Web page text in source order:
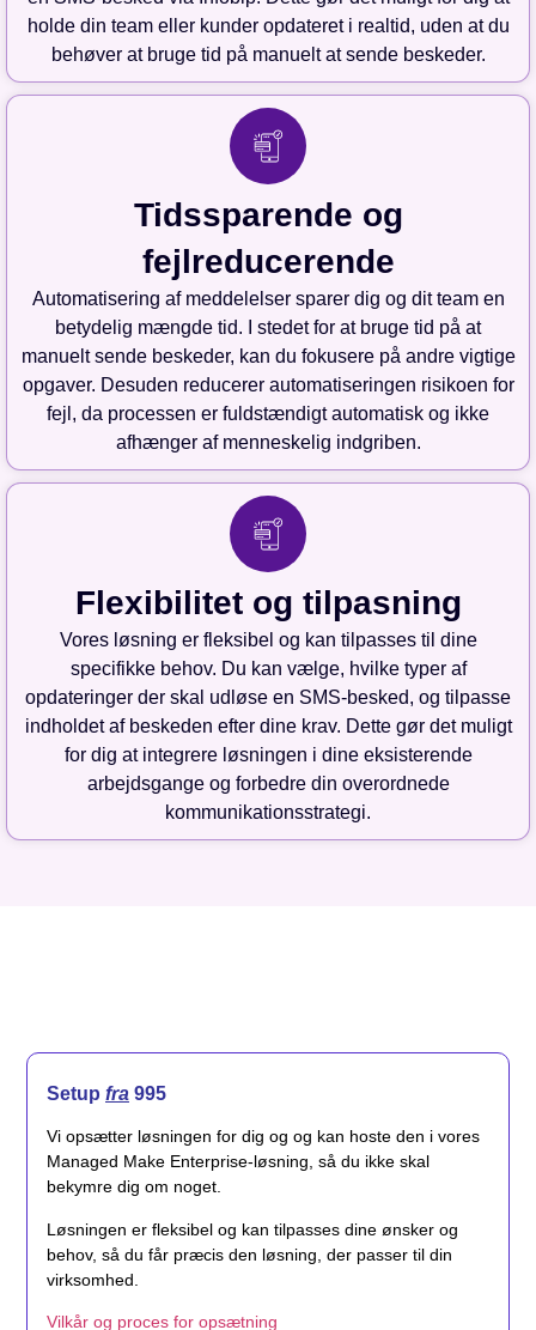
holde din team eller kunder opdateret i realtid, uden at du
behøver at bruge tid på manuelt at sende beskeder.
Tidssparende og
fejlreducerende
Automatisering af meddelelser sparer dig og dit team en
betydelig mængde tid. I stedet for at bruge tid på at
manuelt sende beskeder, kan du fokusere på andre vigtige
opgaver. Desuden reducerer automatiseringen risikoen for
fejl, da processen er fuldstændigt automatisk og ikke
afhænger af menneskelig indgriben.
Flexibilitet og tilpasning
Vores løsning er fleksibel og kan tilpasses til dine
specifikke behov. Du kan vælge, hvilke typer af
opdateringer der skal udløse en SMS-besked, og tilpasse
indholdet af beskeden efter dine krav. Dette gør det muligt
for dig at integrere løsningen i dine eksisterende
arbejdsgange og forbedre din overordnede
kommunikationsstrategi.
Setup fra 995
Vi opsætter løsningen for dig og og kan hoste den i vores
Managed Make Enterprise-løsning, så du ikke skal
bekymre dig om noget.
Løsningen er fleksibel og kan tilpasses dine ønsker og
behov, så du får præcis den løsning, der passer til din
virksomhed.
Vilkår og proces for opsætning